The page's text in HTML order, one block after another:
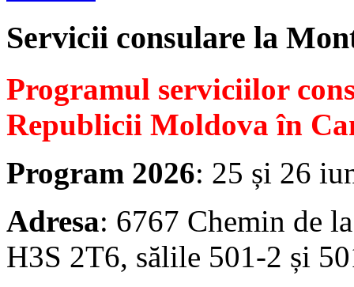
Servicii consulare la
Programul serviciilor
Republicii Moldova în
Program 2026: 25 și 26
Adresa: 6767 Chemin de
H3S 2T6, sălile 501-2 și